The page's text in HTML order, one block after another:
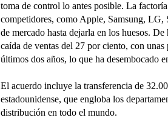
toma de control lo antes posible. La
competidores, como Apple, Samsung,
de mercado hasta dejarla en los huesos.
caída de ventas del 27 por ciento, con
últimos dos años, lo que ha desembocado
El acuerdo incluye la transferencia de
estadounidense, que engloba los
distribución en todo el mundo.